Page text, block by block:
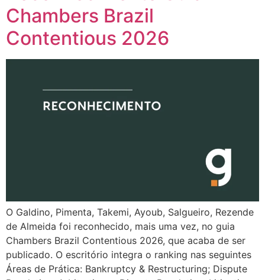
Chambers Brazil
Contentious 2026
O Galdino, Pimenta, Takemi, Ayoub, Salgueiro, Rezende
de Almeida foi reconhecido, mais uma vez, no guia
Chambers Brazil Contentious 2026, que acaba de ser
publicado. O escritório integra o ranking nas seguintes
Áreas de Prática: Bankruptcy & Restructuring; Dispute